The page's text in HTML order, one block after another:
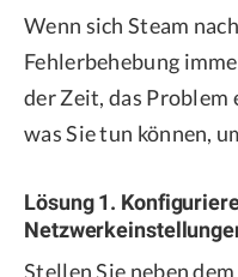
Wenn sich Steam
Fehlerbehebung
der Zeit, das Problem
was Sie tun können,
Lösung 1.
Stellen Sie neben